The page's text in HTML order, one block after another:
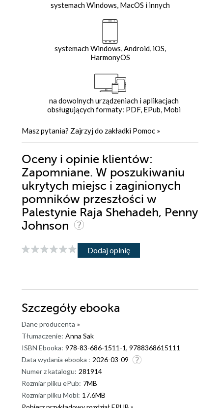
systemach Windows, MacOS i innych
systemach Windows, Android, iOS,
HarmonyOS
na dowolnych urządzeniach i aplikacjach
obsługujących formaty: PDF, EPub, Mobi
Masz pytania? Zajrzyj do zakładki Pomoc »
Oceny i opinie klientów:
Zapomniane. W poszukiwaniu
ukrytych miejsc i zaginionych
pomników przeszłości w
Palestynie Raja Shehadeh, Penny
Johnson
Dodaj opinię
Szczegóły ebooka
Dane producenta »
Tłumaczenie: Anna Sak
ISBN Ebooka: 978-83-686-1511-1, 9788368615111
Data wydania ebooka : 2026-03-09
Numer z katalogu: 281914
Rozmiar pliku ePub: 7MB
Rozmiar pliku Mobi: 17.6MB